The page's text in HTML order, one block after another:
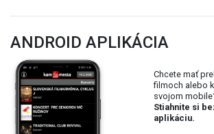
ANDROID APLIKÁCIA
Chcete mať
filmoch alebo
svojom
Stiahnite si
aplikáciu.